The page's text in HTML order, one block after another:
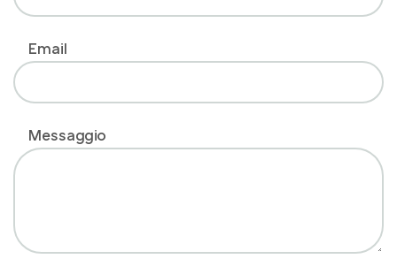
Email
Messaggio